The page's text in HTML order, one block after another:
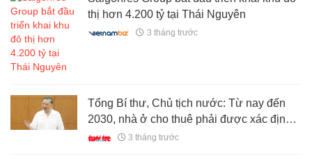
thị hơn 4.200 tỷ tại Thái Nguyên
3 tháng trước
Tổng Bí thư, Chủ tịch nước: Từ nay đến
2030, nhà ở cho thuê phải được xác định
là trụ cột chiến lược
3 tháng trước